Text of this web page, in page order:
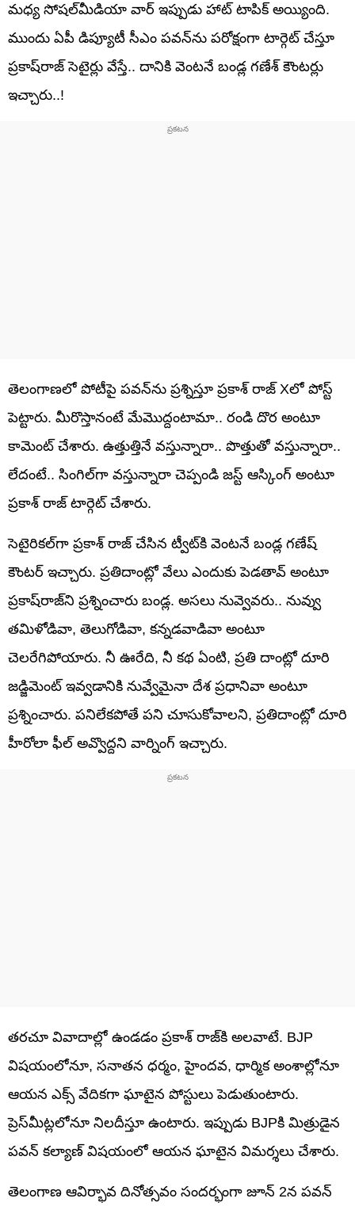
మధ్య సోషల్‌మీడియా వార్‌ ఇప్పుడు హాట్‌ టాపిక్‌ అయ్యింది.
ముందు ఏపీ డిప్యూటీ సీఎం పవన్‌ను పరోక్షంగా టార్గెట్‌ చేస్తూ
ప్రకాష్‌రాజ్‌ సెటైర్లు వేస్తే.. దానికి వెంటనే బండ్ల గణేశ్ కౌంటర్లు
ఇచ్చారు..!
తెలంగాణలో పోటీపై పవన్‌ను ప్రశ్నిస్తూ ప్రకాశ్ రాజ్‌ Xలో పోస్ట్‌
పెట్టారు. మీరొస్తానంటే మేమొద్దంటామా.. రండి దొర అంటూ
కామెంట్‌ చేశారు. ఉత్తుత్తినే వస్తున్నారా.. పొత్తుతో వస్తున్నారా..
లేదంటే.. సింగిల్‌గా వస్తున్నారా చెప్పండి జస్ట్ ఆస్కింగ్‌ అంటూ
ప్రకాశ్ రాజ్‌ టార్గెట్ చేశారు.
సెటైరికల్‌గా ప్రకాశ్ రాజ్‌ చేసిన ట్వీట్‌కి వెంటనే బండ్ల గణేష్‌
కౌంటర్‌ ఇచ్చారు. ప్రతిదాంట్లో వేలు ఎందుకు పెడతావ్ అంటూ
ప్రకాష్‌రాజ్‌ని ప్రశ్నించారు బండ్ల. అసలు నువ్వెవరు.. నువ్వు
తమిళోడివా, తెలుగోడివా, కన్నడవాడివా అంటూ
చెలరేగిపోయారు. నీ ఊరేది, నీ కథ ఏంటి, ప్రతి దాంట్లో దూరి
జడ్జిమెంట్‌ ఇవ్వడానికి నువ్వేమైనా దేశ ప్రధానివా అంటూ
ప్రశ్నించారు. పనిలేకపోతే పని చూసుకోవాలని, ప్రతిదాంట్లో దూరి
హీరోలా ఫీల్‌ అవ్వొద్దని వార్నింగ్‌ ఇచ్చారు.
తరచూ వివాదాల్లో ఉండడం ప్రకాశ్ రాజ్‌కి అలవాటే. BJP
విషయంలోనూ, సనాతన ధర్మం, హైందవ, ధార్మిక అంశాల్లోనూ
ఆయన ఎక్స్‌ వేదికగా ఘాటైన పోస్టులు పెడుతుంటారు.
ప్రెస్‌మీట్లలోనూ నిలదీస్తూ ఉంటారు. ఇప్పుడు BJPకి మిత్రుడైన
పవన్ కల్యాణ్‌ విషయంలో ఆయన ఘాటైన విమర్శలు చేశారు.
తెలంగాణ ఆవిర్భావ దినోత్సవం సందర్భంగా జూన్‌ 2న పవన్